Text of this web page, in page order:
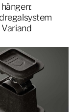
hängen:
Variand